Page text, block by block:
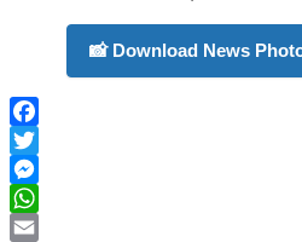
📸 Download News
Facebook
Twitter
Messenger
WhatsApp